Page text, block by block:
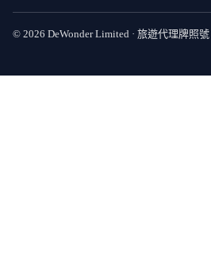
© 2026 DeWonder Limited · 旅遊代理牌照號